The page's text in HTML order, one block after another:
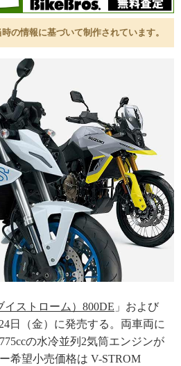
の情報に基づいて制作されています。
イストローム）800DE 」および
日（金）に発売する。両車両に
の水冷並列2気筒エンジンが
希望小売価格は V-STROM